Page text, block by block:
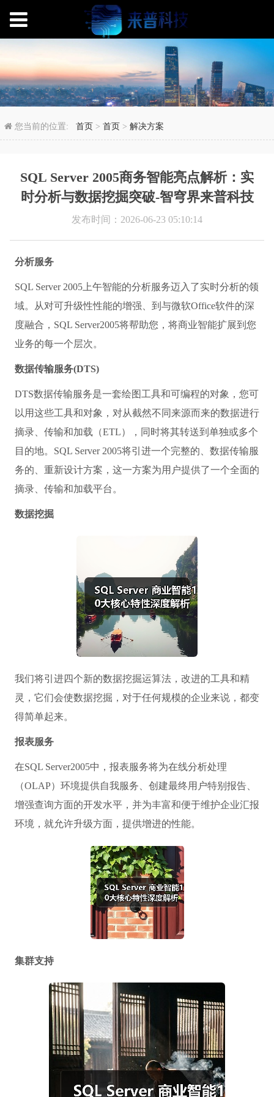
SQL Server 2005商务
您当前的位置:首页 >首页 >解决方案
SQL Server 2005商务智能亮点解析：实
时分析与数据挖掘突破-智穹界来普科技
发布时间：2026-06-23 05:10:14
分析服务
SQL Server 2005上午智能的分析服务迈入了实时分析的领
域。从对可升级性性能的增强、到与微软Office软件的深
度融合，SQL Server2005将帮助您，将商业智能扩展到您
业务的每一个层次。
数据传输服务(DTS)
DTS数据传输服务是一套绘图工具和可编程的对象，您可
以用这些工具和对象，对从截然不同来源而来的数据进行
摘录、传输和加载（ETL），同时将其转送到单独或多个
目的地。SQL Server 2005将引进一个完整的、数据传输服
务的、重新设计方案，这一方案为用户提供了一个全面的
摘录、传输和加载平台。
数据挖掘
我们将引进四个新的数据挖掘运算法，改进的工具和精
灵，它们会使数据挖掘，对于任何规模的企业来说，都变
得简单起来。
报表服务
在SQL Server2005中，报表服务将为在线分析处理
（OLAP）环境提供自我服务、创建最终用户特别报告、
增强查询方面的开发水平，并为丰富和便于维护企业汇报
环境，就允许升级方面，提供增进的性能。
集群支持